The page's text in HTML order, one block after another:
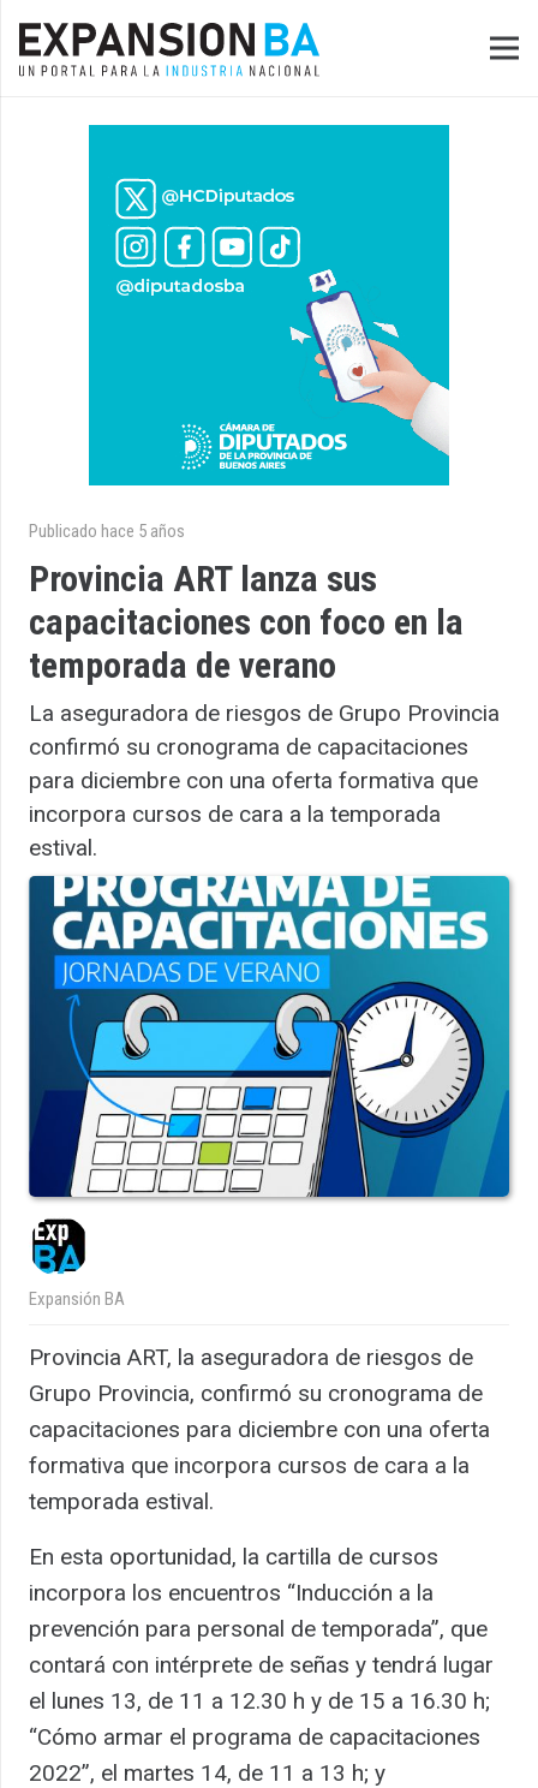
Publicado hace 5 años
Provincia ART lanza sus
capacitaciones con foco en la
temporada de verano
La aseguradora de riesgos de Grupo Provincia
confirmó su cronograma de capacitaciones
para diciembre con una oferta formativa que
incorpora cursos de cara a la temporada
estival.
Expansión BA
Provincia ART, la aseguradora de riesgos de
Grupo Provincia, confirmó su cronograma de
capacitaciones para diciembre con una oferta
formativa que incorpora cursos de cara a la
temporada estival.
En esta oportunidad, la cartilla de cursos
incorpora los encuentros “Inducción a la
prevención para personal de temporada”, que
contará con intérprete de señas y tendrá lugar
el lunes 13, de 11 a 12.30 h y de 15 a 16.30 h;
“Cómo armar el programa de capacitaciones
2022”, el martes 14, de 11 a 13 h; y